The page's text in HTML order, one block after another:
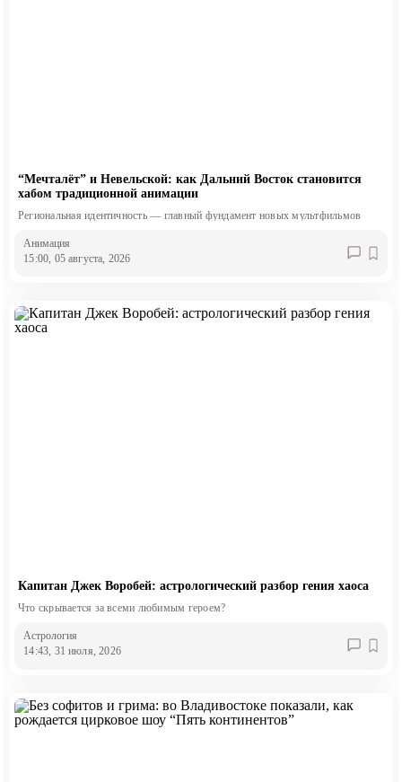
“Мечталёт” и Невельской: как Дальний Восток становится
хабом традиционной анимации
Региональная идентичность — главный фундамент новых мультфильмов
Анимация
15:00, 05 августа, 2026
Капитан Джек Воробей: астрологический разбор гения хаоса
Что скрывается за всеми любимым героем?
Астрология
14:43, 31 июля, 2026